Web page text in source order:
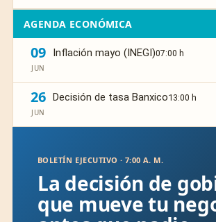
AGENDA ECONÓMICA
09
JUN
Inflación mayo (INEGI)07:00 h
26
JUN
Decisión de tasa Banxico13:00 h
BOLETÍN EJECUTIVO · 7:00 A. M.
La decisión de
que mueve tu